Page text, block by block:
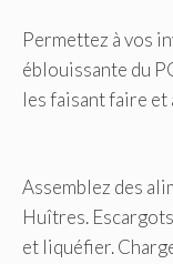
Permettez à vos
éblouissante du
les faisant faire
Assemblez des
Huîtres.
et liquéfier.